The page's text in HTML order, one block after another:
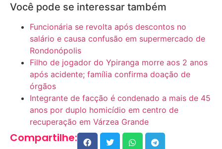
Você pode se interessar também
Funcionária se revolta após descontos no
salário e causa confusão em supermercado de
Rondonópolis
Filho de jogador do Ypiranga morre aos 2 anos
após acidente; família confirma doação de
órgãos
Integrante de facção é condenado a mais de 45
anos por duplo homicídio em centro de
recuperação em Várzea Grande
Compartilhe: